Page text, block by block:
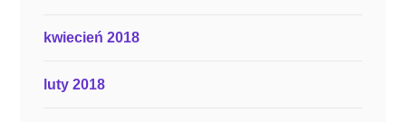
kwiecień 2018
luty 2018